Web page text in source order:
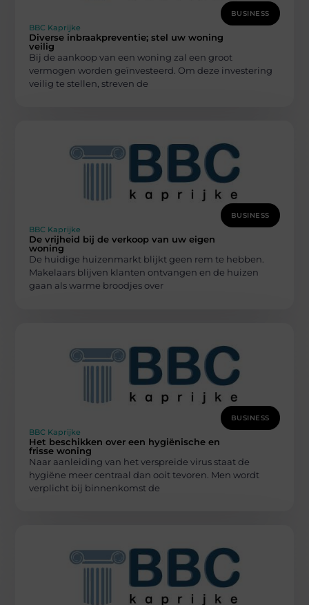
BUSINESS
BBC Kaprijke
Diverse inbraakpreventie; stel uw woning
veilig
Bij de aankoop van een woning zal een groot
vermogen worden geïnvesteerd. Om deze investering
veilig te stellen, streven de
BUSINESS
BBC Kaprijke
De vrijheid bij de verkoop van uw eigen
woning
De huidige huizenmarkt blijkt geen rem te hebben.
Makelaars blijven klanten ontvangen en de huizen
gaan als warme broodjes over
BUSINESS
BBC Kaprijke
Het beschikken over een hygiënische en
frisse woning
Naar aanleiding van het verspreide virus staat de
hygiëne meer centraal dan ooit tevoren. Men wordt
verplicht bij binnenkomst de